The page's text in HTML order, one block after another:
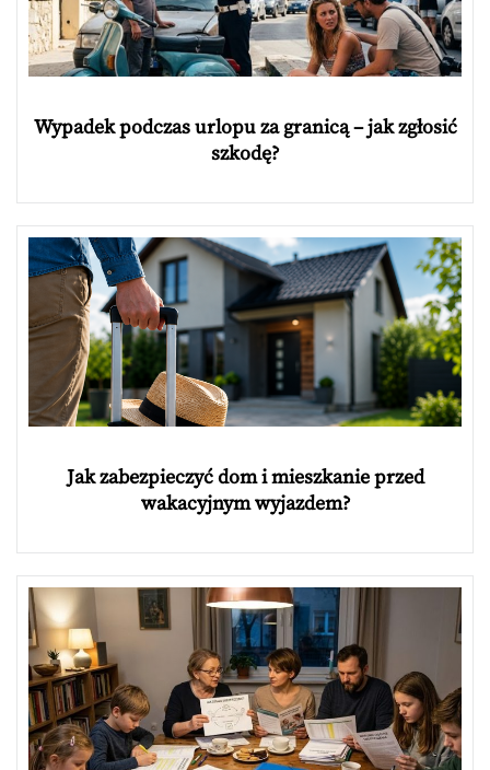
Wypadek podczas urlopu za granicą – jak zgłosić
szkodę?
Jak zabezpieczyć dom i mieszkanie przed
wakacyjnym wyjazdem?